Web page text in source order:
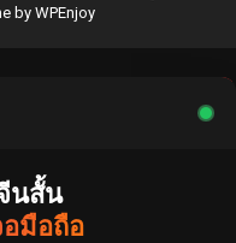
by WPEnjoy
นสั้น
มือถือ